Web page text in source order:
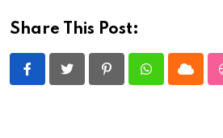
Share This Post:
PinterestWhatsappCloud